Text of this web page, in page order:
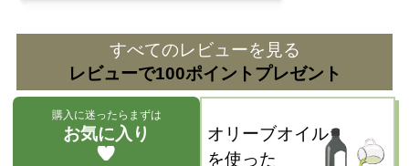
すべてのレビューを見る
レビューで100ポイントプレゼント
購入に迷ったらまずは
お気に入り
オリーブオイル
を使った